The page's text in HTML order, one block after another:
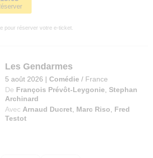
pour réserver votre e-ticket.
Les Gendarmes
5 août 2026 | Comédie / France
De François Prévôt-Leygonie ,Stephan
Archinard
Avec Arnaud Ducret Marc Riso
Fred
Testot